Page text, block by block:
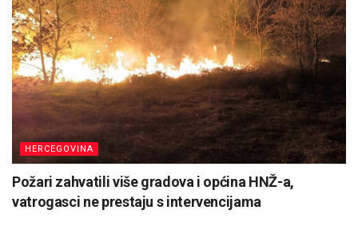
HERCEGOVINA
Požari zahvatili više gradova i općina HNŽ-a,
vatrogasci ne prestaju s intervencijama